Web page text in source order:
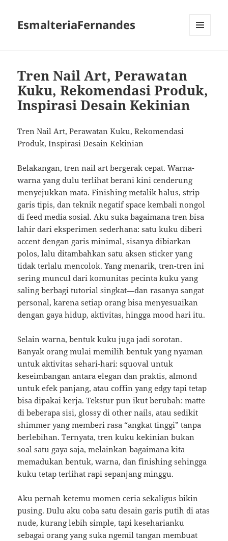
EsmalteriaFernandes
Tren Nail Art, Perawatan
Kuku, Rekomendasi Produk,
Inspirasi Desain Kekinian
Tren Nail Art, Perawatan Kuku, Rekomendasi
Produk, Inspirasi Desain Kekinian
Belakangan, tren nail art bergerak cepat. Warna-
warna yang dulu terlihat berani kini cenderung
menyejukkan mata. Finishing metalik halus, strip
garis tipis, dan teknik negatif space kembali nongol
di feed media sosial. Aku suka bagaimana tren bisa
lahir dari eksperimen sederhana: satu kuku diberi
accent dengan garis minimal, sisanya dibiarkan
polos, lalu ditambahkan satu aksen sticker yang
tidak terlalu mencolok. Yang menarik, tren-tren ini
sering muncul dari komunitas pecinta kuku yang
saling berbagi tutorial singkat—dan rasanya sangat
personal, karena setiap orang bisa menyesuaikan
dengan gaya hidup, aktivitas, hingga mood hari itu.
Selain warna, bentuk kuku juga jadi sorotan.
Banyak orang mulai memilih bentuk yang nyaman
untuk aktivitas sehari-hari: squoval untuk
keseimbangan antara elegan dan praktis, almond
untuk efek panjang, atau coffin yang edgy tapi tetap
bisa dipakai kerja. Tekstur pun ikut berubah: matte
di beberapa sisi, glossy di other nails, atau sedikit
shimmer yang memberi rasa “angkat tinggi” tanpa
berlebihan. Ternyata, tren kuku kekinian bukan
soal satu gaya saja, melainkan bagaimana kita
memadukan bentuk, warna, dan finishing sehingga
kuku tetap terlihat rapi sepanjang minggu.
Aku pernah ketemu momen ceria sekaligus bikin
pusing. Dulu aku coba satu desain garis putih di atas
nude, kurang lebih simple, tapi keseharianku
sebagai orang yang suka ngemil tangan membuat